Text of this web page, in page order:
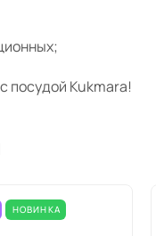
посудой Kukmara!
НОВИНКА